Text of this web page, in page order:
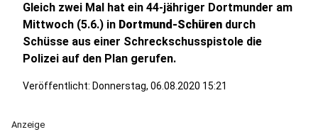
Gleich zwei Mal hat ein 44-jähriger Dortmunder am
Mittwoch (5.6.) in Dortmund-Schüren durch
Schüsse aus einer Schreckschusspistole die
Polizei auf den Plan gerufen.
Veröffentlicht: Donnerstag, 06.08.2020 15:21
Anzeige